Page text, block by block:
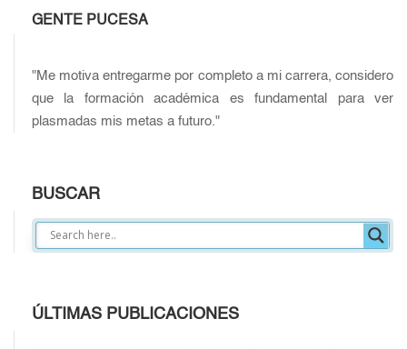
GENTE PUCESA
"Me motiva entregarme por completo a mi carrera, considero
que la formación académica es fundamental para ver
plasmadas mis metas a futuro."
BUSCAR
ÚLTIMAS PUBLICACIONES